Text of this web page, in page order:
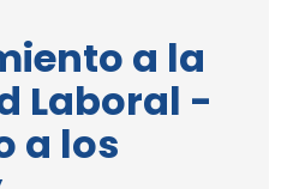
a la
Laboral -
a los